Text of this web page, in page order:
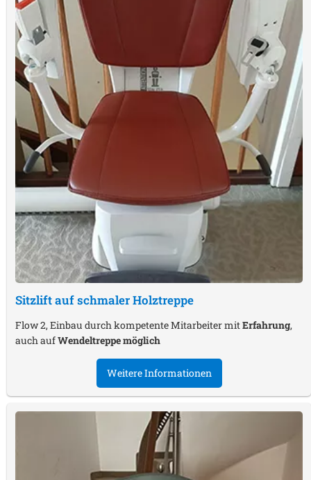
Sitzlift auf schmaler Holztreppe
Flow 2, Einbau durch kompetente Mitarbeiter mitErfahrung,
auch aufWendeltreppe möglich
Weitere Informationen